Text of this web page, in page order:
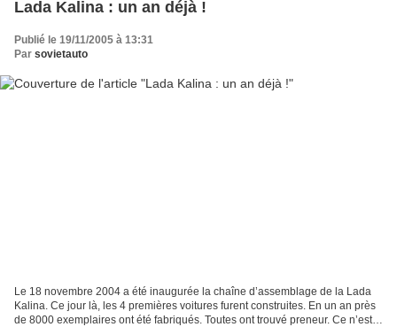
Lada Kalina : un an déjà !
Publié le 19/11/2005 à 13:31
Par sovietauto
Le 18 novembre 2004 a été inaugurée la chaîne d’assemblage de la Lada
Kalina. Ce jour là, les 4 premières voitures furent construites. En un an près
de 8000 exemplaires ont été fabriqués. Toutes ont trouvé preneur. Ce n’est